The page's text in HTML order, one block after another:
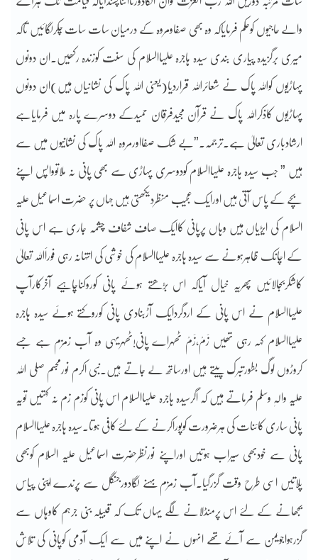
والے حاجیوں کوحکم فرمایاکہ وہ بھی صفاومروہ کے درمیان سات سات چکرلگائیں تاکہ
میری برگزیدہ پیاری بندی سیدہ ہاجرہ علیہاالسلام کی سنت کوزندہ رکھیں۔ان دونوں
پہاڑیوں کواللہ پاک نے شعائراللہ قراردیا(یعنی اللہ پاک کی نشانیاں ہیں)ان دونوں
پہاڑیوں کاذکراللہ پاک نے قرآن مجیدفرقان حمیدکے دوسرے پارہ میں فرمایاہے
ارشادباری تعالیٰ ہے۔ترجمہ۔”بے شک صفااورمروہ اللہ پاک کی نشانیوں میں سے
ہیں ” جب سیدہ ہاجرہ علیہاالسلام کودوسری پہاڑی سے بھی پانی نہ ملاتوواپس اپنے
بچے کے پاس آتی ہیں اورایک عجیب منظردیکھتی ہیں جہاں پر حضرت اسماعیل علیہ
السلام کی ایڑیاں ہیں وہاں پرپانی کاایک صاف شفاف چشمہ جاری ہے اس پانی
کے اچانک ظاہرہونے سے سیدہ ہاجرہ علیہاالسلام کی خوشی کی انتہانہ رہی فوراََاللہ تعالیٰ
کاشکربجالائیں پھریہ خیال آیاکہ اس بڑھتے ہوئے پانی کوروکناچاہیے آخرکارآپ
علیہاالسلام نے اس پانی کے اردگردایک آڑبنادی پانی کوروکتے ہوئے سیدہ ہاجرہ
علیہاالسلام کہہ رہی تھیں زَمْ،زَمْ ٹھہراے پانی!ٹھہریہی وہ آب زمزم ہے جسے
کروڑوں لوگ بطورتبرک پیتے ہیں اورساتھ لے جاتے ہیں۔نبی اکرم نورمجسم صلی اللہ
علیہ والہٖ وسلم فرماتے ہیں کہ اگرسیدہ ہاجرہ علیہاالسلام اس پانی کوزم زم نہ کہتیں تویہ
پانی ساری کائنات کی ہرضرورت کوپوراکرنے کے لئے کافی ہوتا۔سیدہ ہاجرہ علیہاالسلام
پانی سے خودبھی سیراب ہوتیں اوراپنے نورنظرحضرت اسماعیل علیہ السلام کوبھی
پلاتیں اسی طرح وقت گزرگیا۔آب زمزم بہنے لگادورجنگل سے پرندے اپنی پیاس
بجھانے کے لئے اس پرمنڈلانے لگے یہاں تک کہ قبیلہ بنی جرہم کاوہاں سے
گزرہواجویمن سے آئے تھے انہوں نے اپنے میں سے ایک آدمی کوپانی کی تلاش